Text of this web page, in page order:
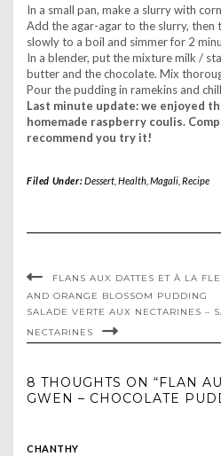
In a small pan, make a slurry with
Add the agar-agar to the slurry, then
slowly to a boil and simmer for 2
In a blender, put the mixture milk /
butter and the chocolate. Mix
Pour the pudding in ramekins and
Last minute update: we enjoyed
homemade raspberry coulis.
recommend you try it!
Filed Under:Dessert, Health, Magali, Recipe
FLANS AUX DATTES ET À LA
AND ORANGE BLOSSOM PUDDING
SALADE VERTE AUX NECTARINES –
NECTARINES
8 THOUGHTS ON “FLAN
GWEN – CHOCOLATE
CHANTHY